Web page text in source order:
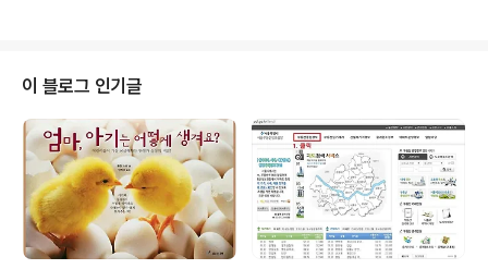
직접 보니 더 와닿고 좋아요."- 예비조합원 Kim Q. 달팽이집 주택관리 또는 역
할분담, 어떻게 하나요? “대체로 역할분담은 커뮤니티관리, 집사, 시설담당, 회
계, 인테리어담당..
이 블로그 인기글